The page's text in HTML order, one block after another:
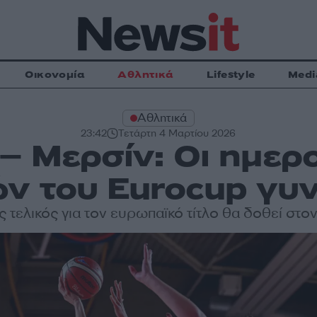
Οικονομία Αθλητικά Lifestyle
Αθλητικά
23:42 Τετάρτη 4 Μαρτίου 2026
Μερσίν: Οι
του Eurocup
για τον ευρωπαϊκό τίτλο θα δοθεί